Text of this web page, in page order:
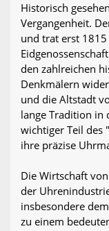
Historisch
Vergangenheit.
und trat erst 1815
den zahlreichen
Denkmälern
und die Altstadt
lange Tradition in
wichtiger Teil des
ihre präzise
Die Wirtschaft
der
insbesondere
zu einem